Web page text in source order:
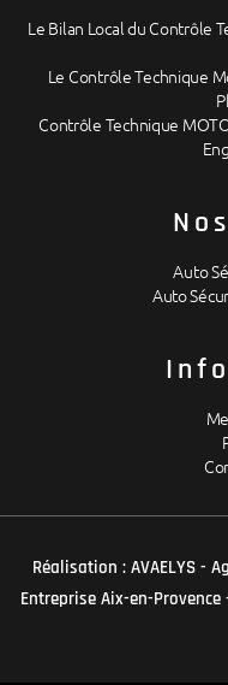
Le Bilan Local du Contrôle
Le Contrôle Technique
Contrôle Technique
Auto
Auto
Réalisation : AVAELYS -
Entreprise Aix-en-Provence